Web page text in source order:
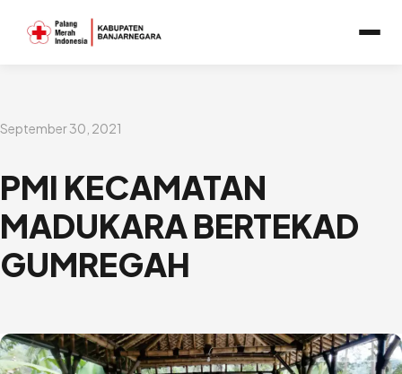
September 30, 2021
PMI KECAMATAN
MADUKARA BERTEKAD
GUMREGAH